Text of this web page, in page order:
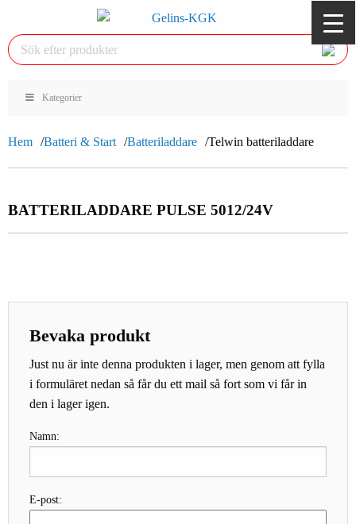
Kategorier
Hem Batteri & Start Batteriladdare Telwin batteriladdare
BATTERILADDARE PULSE 5012/24V
Bevaka produkt
Just nu är inte denna produkten i lager, men genom att fylla
i formuläret nedan så får du ett mail så fort som vi får in
den i lager igen.
Namn:
E-post: